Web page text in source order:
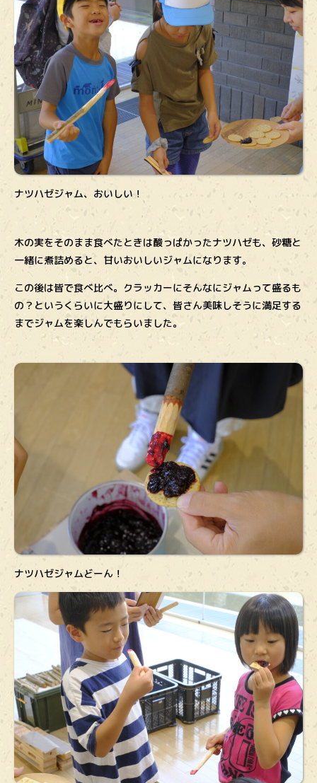
ナツハゼジャム、おいしい！
木の実をそのまま食べたときは酸っぱかったナツハゼも、砂糖と
一緒に煮詰めると、甘いおいしいジャムになります。
この後は皆で食べ比べ。クラッカーにそんなにジャムって盛るも
の？というくらいに大盛りにして、皆さん美味しそうに満足する
までジャムを楽しんでもらいました。
ナツハゼジャムどーん！